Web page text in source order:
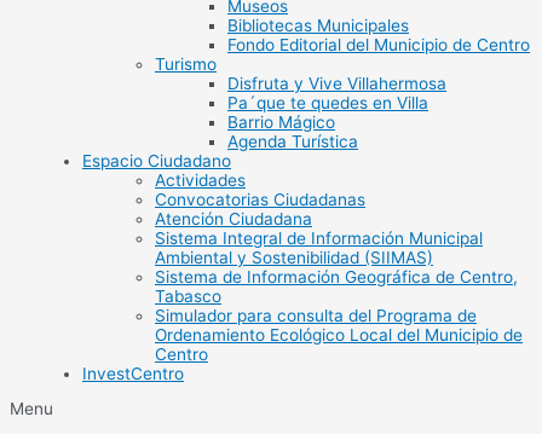
Museos
Bibliotecas Municipales
Fondo Editorial del Municipio de Centro
Turismo
Disfruta y Vive Villahermosa
Pa´que te quedes en Villa
Barrio Mágico
Agenda Turística
Espacio Ciudadano
Actividades
Convocatorias Ciudadanas
Atención Ciudadana
Sistema Integral de Información Municipal
Ambiental y Sostenibilidad (SIIMAS)
Sistema de Información Geográfica de Centro,
Tabasco
Simulador para consulta del Programa de
Ordenamiento Ecológico Local del Municipio de
Centro
InvestCentro
Menu